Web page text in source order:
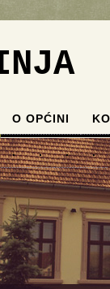
O OPĆINI
. . . .